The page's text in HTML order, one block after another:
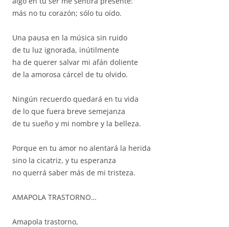
más no tu corazón; sólo tu oído.
Una pausa en la música sin ruido
de tu luz ignorada, inútilmente
ha de querer salvar mi afán doliente
de la amorosa cárcel de tu olvido.
Ningún recuerdo quedará en tu vida
de lo que fuera breve semejanza
de tu sueño y mi nombre y la belleza.
Porque en tu amor no alentará la herida
sino la cicatriz, y tu esperanza
no querrá saber más de mi tristeza.
AMAPOLA TRASTORNO…
Amapola trastorno,